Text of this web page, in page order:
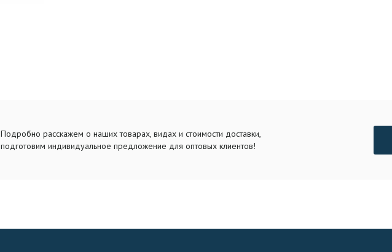
Подробно расскажем о наших товарах, видах и стоимости доставки,
подготовим индивидуальное предложение для оптовых клиентов!